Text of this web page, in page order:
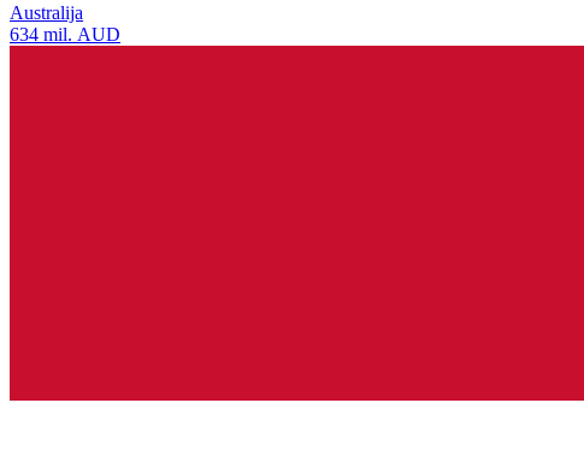
Australija
634 mil. AUD